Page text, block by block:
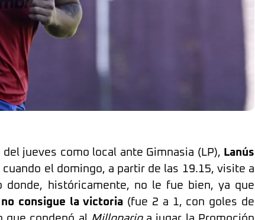
jueves como local ante Gimnasia (LP), Lanús
cuando el domingo, a partir de las 19.15, visite a
donde, históricamente, no le fue bien, ya que
consigue la victoria (fue 2 a 1, con goles de